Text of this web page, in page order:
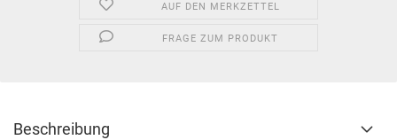
AUF DEN MERKZETTEL
FRAGE ZUM PRODUKT
Beschreibung